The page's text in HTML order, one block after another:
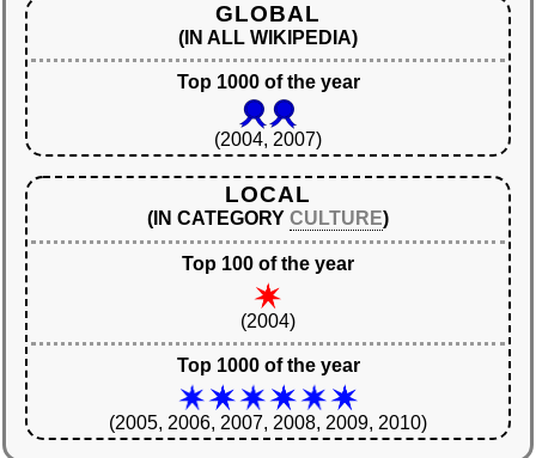
GLOBAL
(IN ALL WIKIPEDIA)
Top 1000 of the year
(2004, 2007)
LOCAL
(IN CATEGORY CULTURE)
Top 100 of the year
(2004)
Top 1000 of the year
(2005, 2006, 2007, 2008, 2009, 2010)